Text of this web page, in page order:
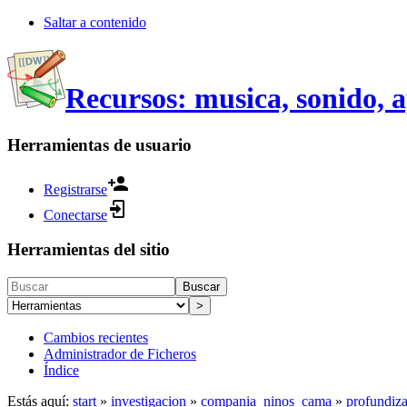
Saltar a contenido
Recursos: musica, sonido,
Herramientas de usuario
Registrarse
Conectarse
Herramientas del sitio
Buscar
>
Cambios recientes
Administrador de Ficheros
Índice
Estás aquí: start » investigacion » compania_ninos_cama »